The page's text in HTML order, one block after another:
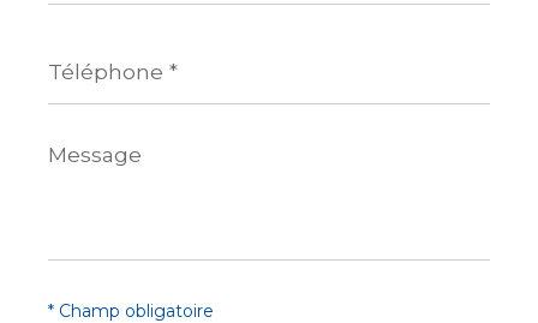
*
Message
*
* Champ obligatoire